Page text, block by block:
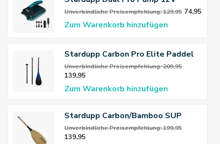
Unverbindliche Preisempfehlung: 129,95 74,95
Zum Warenkorb hinzufügen
Stardupp Carbon Pro Elite Paddel
Unverbindliche Preisempfehlung: 209,95
139,95
Zum Warenkorb hinzufügen
Stardupp Carbon/Bamboo SUP
Paddle
Unverbindliche Preisempfehlung: 199,95
139,95